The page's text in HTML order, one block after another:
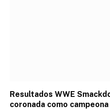
Resultados WWE
coronada como